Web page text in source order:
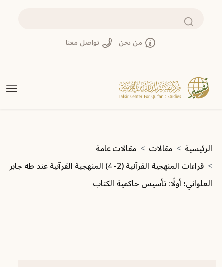
بحث
من نحن تواصل معنا
مسار التنقل
الرئيسية مقالات
مقالات عامة
قراءات المنهجية القرآنية (2- 4) المنهجية القرآنية عند طه جابر
العلواني؛ أولًا: تأسيس حاكمية الكتاب